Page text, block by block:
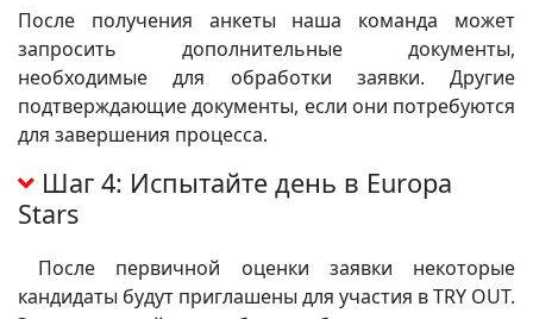
После получения анкеты наша команда может
запросить дополнительные документы,
необходимые для обработки заявки. Другие
подтверждающие документы, если они потребуются
для завершения процесса.
Шаг 4: Испытайте день в Europa
Stars
После первичной оценки заявки некоторые
кандидаты будут приглашены для участия в TRY OUT.